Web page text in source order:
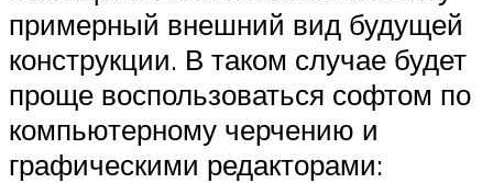
примерный внешний вид будущей
конструкции. В таком случае будет
проще воспользоваться софтом по
компьютерному черчению и
графическими редакторами: